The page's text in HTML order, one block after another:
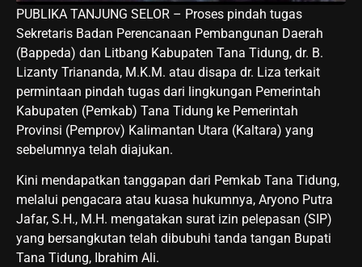
PUBLIKA TANJUNG SELOR – Proses pindah tugas
Sekretaris Badan Perencanaan Pembangunan Daerah
(Bappeda) dan Litbang Kabupaten Tana Tidung, dr. B.
Lizanty Triananda, M.K.M. atau disapa dr. Liza terkait
permintaan pindah tugas dari lingkungan Pemerintah
Kabupaten (Pemkab) Tana Tidung ke Pemerintah
Provinsi (Pemprov) Kalimantan Utara (Kaltara) yang
sebelumnya telah diajukan.
Kini mendapatkan tanggapan dari Pemkab Tana Tidung,
melalui pengacara atau kuasa hukumnya, Aryono Putra
Jafar, S.H., M.H. mengatakan surat izin pelepasan (SIP)
yang bersangkutan telah dibubuhi tanda tangan Bupati
Tana Tidung, Ibrahim Ali.